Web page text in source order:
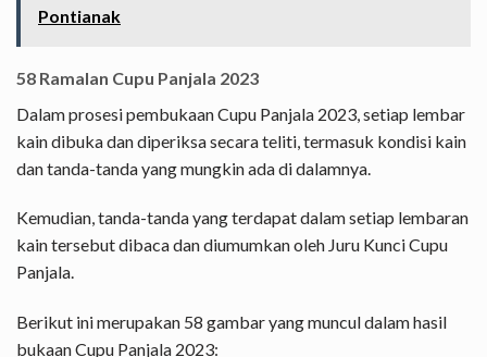
Pontianak
58 Ramalan Cupu Panjala 2023
Dalam prosesi pembukaan Cupu Panjala 2023, setiap lembar
kain dibuka dan diperiksa secara teliti, termasuk kondisi kain
dan tanda-tanda yang mungkin ada di dalamnya.
Kemudian, tanda-tanda yang terdapat dalam setiap lembaran
kain tersebut dibaca dan diumumkan oleh Juru Kunci Cupu
Panjala.
Berikut ini merupakan 58 gambar yang muncul dalam hasil
bukaan Cupu Panjala 2023: